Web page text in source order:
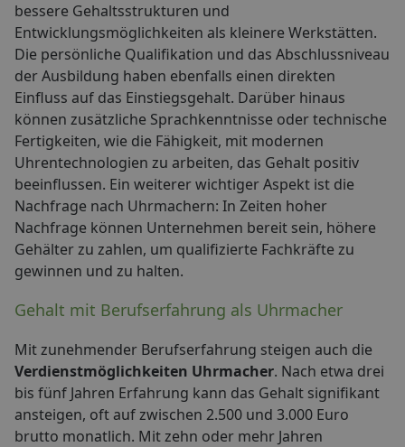
bessere Gehaltsstrukturen und
Entwicklungsmöglichkeiten als kleinere Werkstätten.
Die persönliche Qualifikation und das Abschlussniveau
der Ausbildung haben ebenfalls einen direkten
Einfluss auf das Einstiegsgehalt. Darüber hinaus
können zusätzliche Sprachkenntnisse oder technische
Fertigkeiten, wie die Fähigkeit, mit modernen
Uhrentechnologien zu arbeiten, das Gehalt positiv
beeinflussen. Ein weiterer wichtiger Aspekt ist die
Nachfrage nach Uhrmachern: In Zeiten hoher
Nachfrage können Unternehmen bereit sein, höhere
Gehälter zu zahlen, um qualifizierte Fachkräfte zu
gewinnen und zu halten.
Gehalt mit Berufserfahrung als Uhrmacher
Mit zunehmender Berufserfahrung steigen auch die
Verdienstmöglichkeiten Uhrmacher. Nach etwa drei
bis fünf Jahren Erfahrung kann das Gehalt signifikant
ansteigen, oft auf zwischen 2.500 und 3.000 Euro
brutto monatlich. Mit zehn oder mehr Jahren